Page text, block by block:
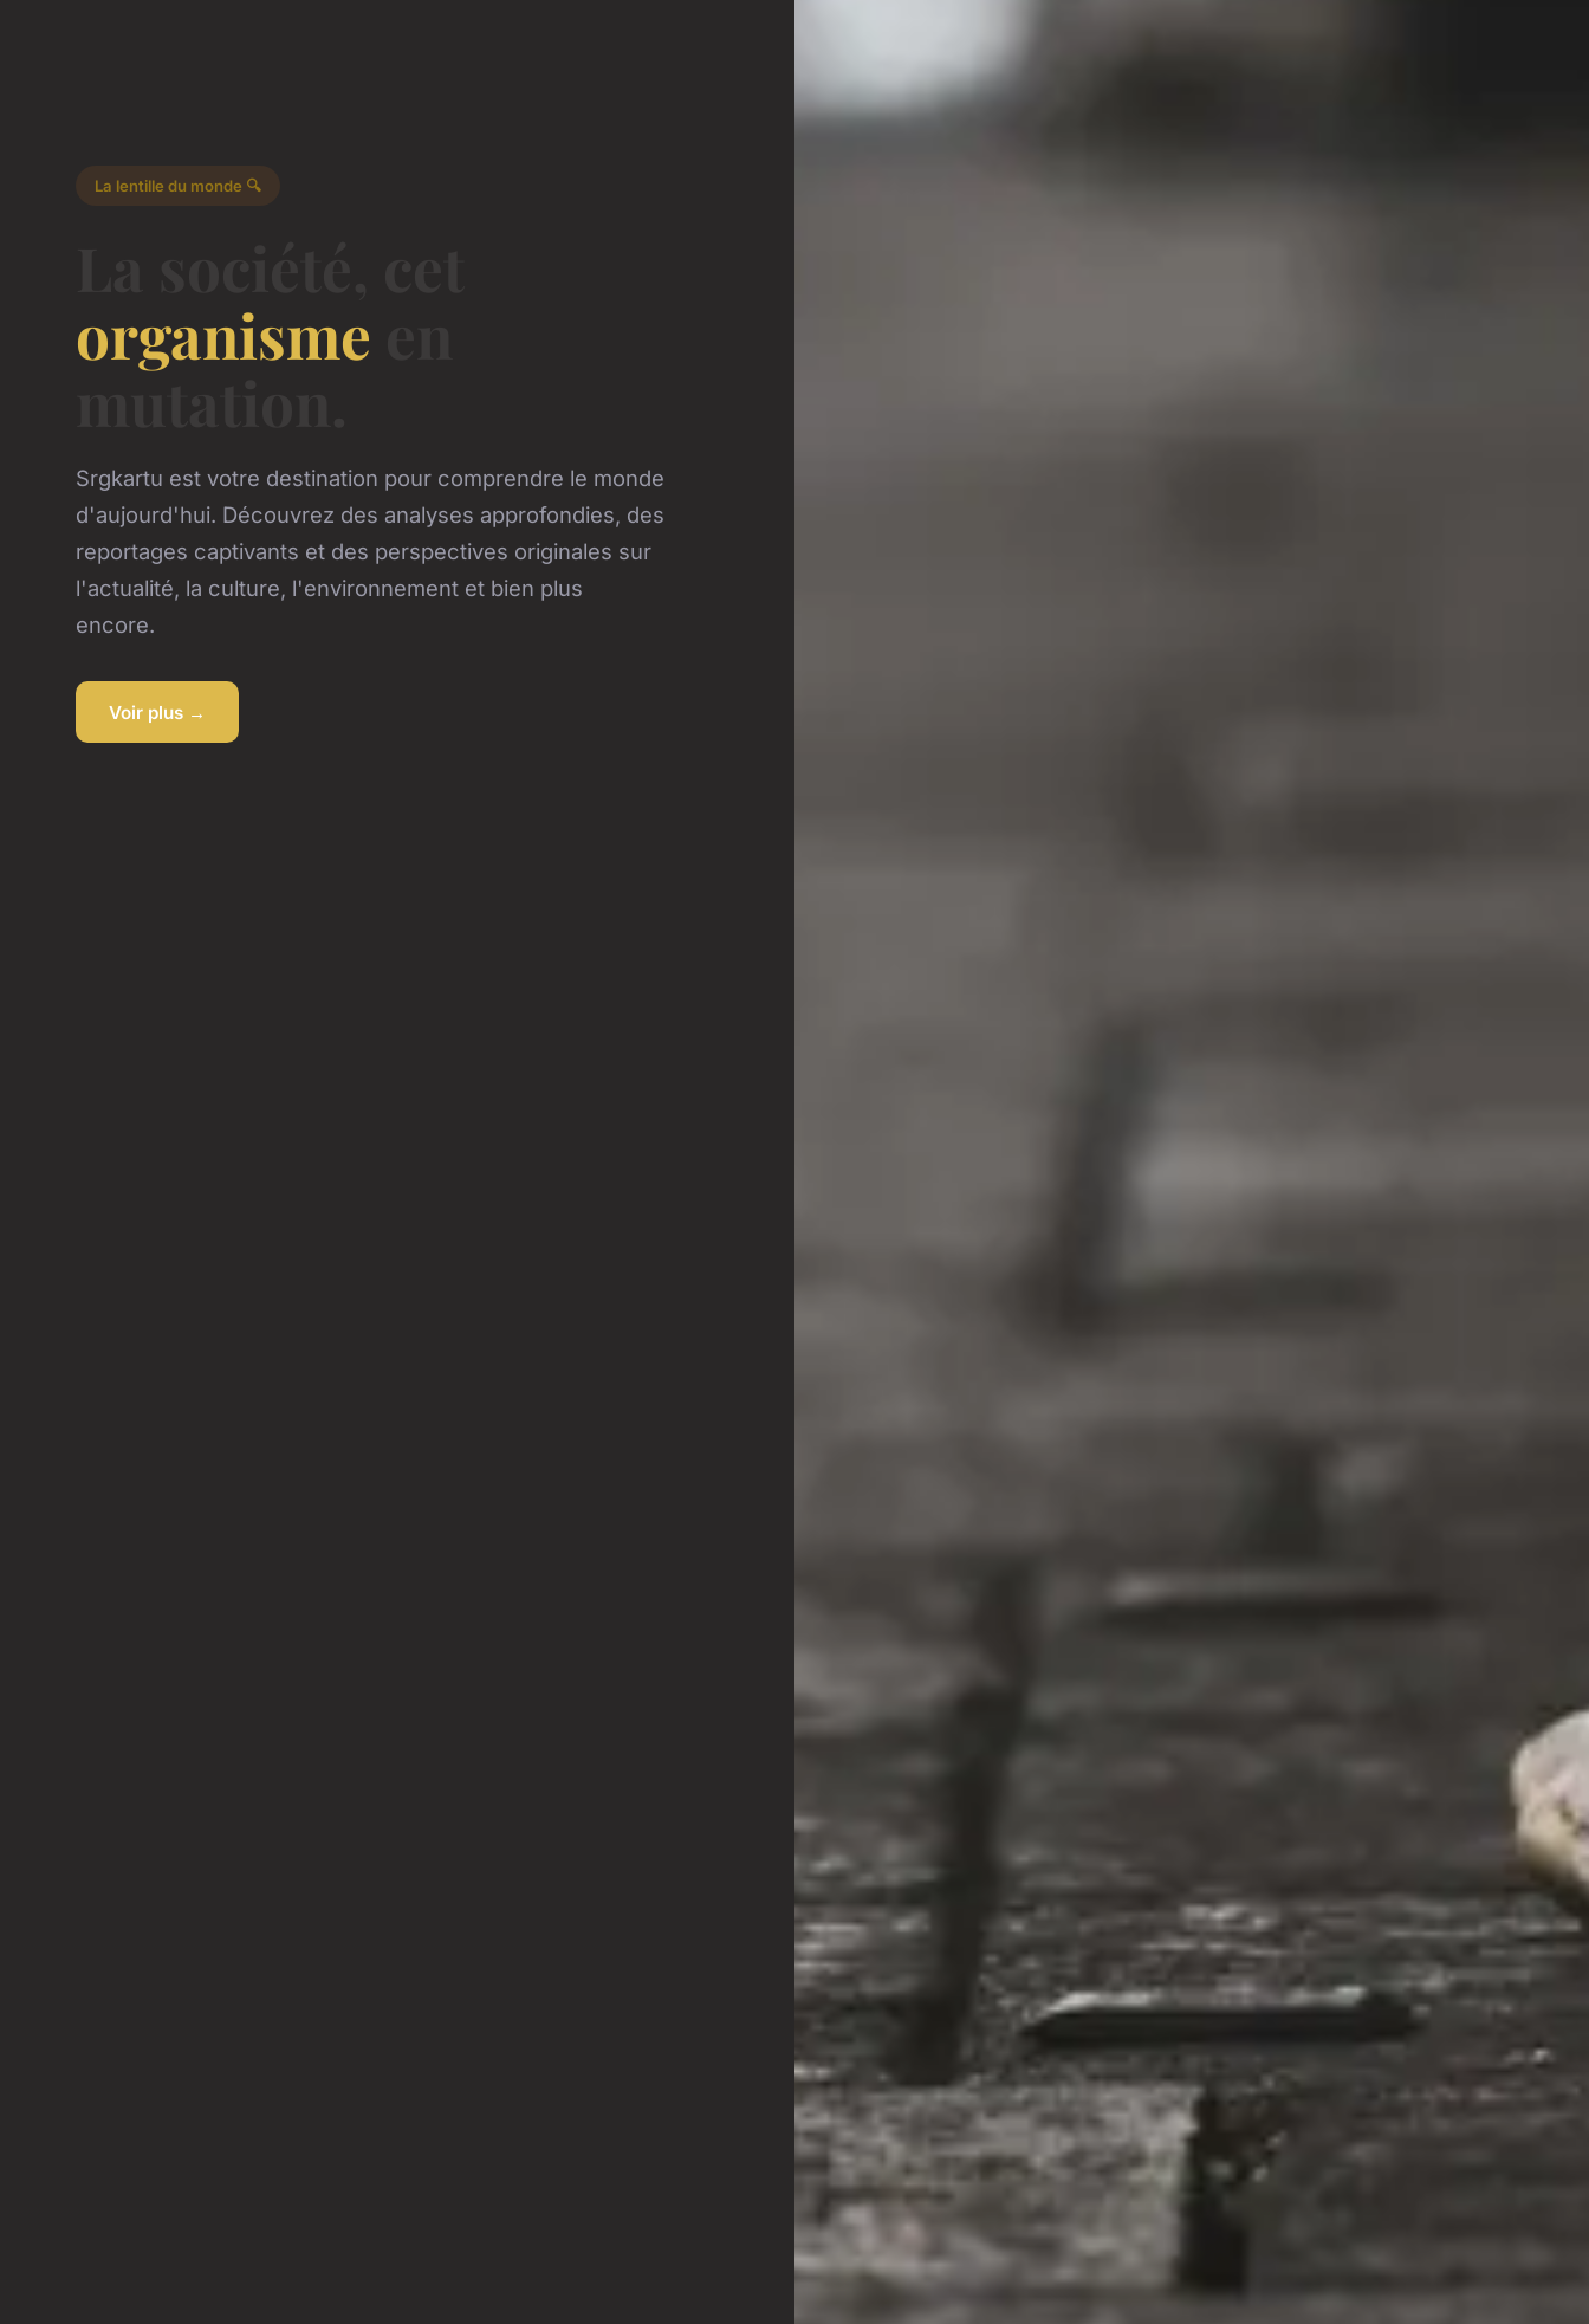
La lentille du monde 🔍
organisme
Srgkartu est votre destination pour comprendre le monde
d'aujourd'hui. Découvrez des analyses approfondies, des
reportages captivants et des perspectives originales sur
l'actualité, la culture, l'environnement et bien plus
encore.
Voir plus →